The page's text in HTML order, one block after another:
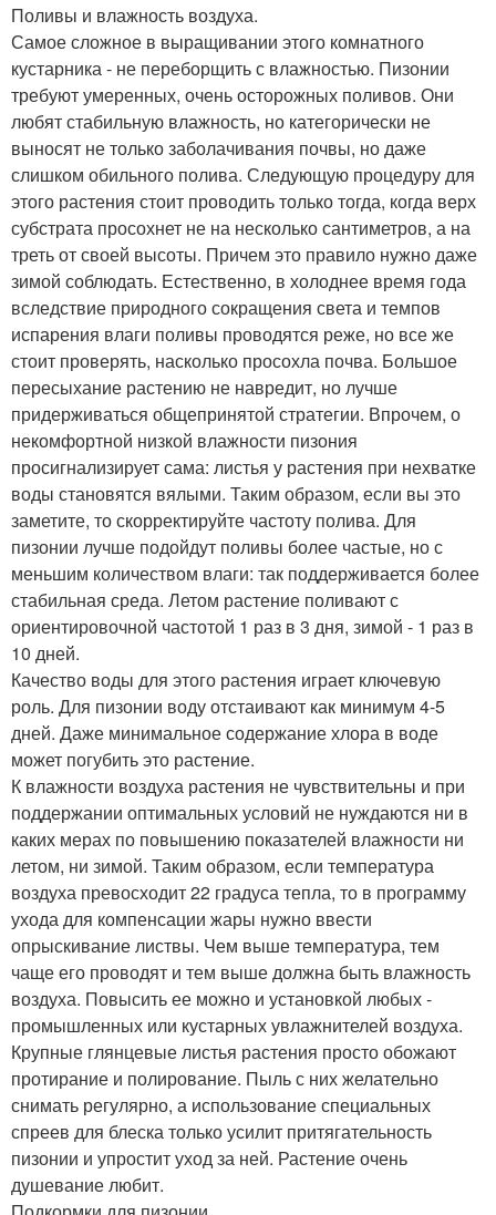
Поливы и влажность воздуха.
Самое сложное в выращивании этого комнатного
кустарника - не переборщить с влажностью. Пизонии
требуют умеренных, очень осторожных поливов. Они
любят стабильную влажность, но категорически не
выносят не только заболачивания почвы, но даже
слишком обильного полива. Следующую процедуру для
этого растения стоит проводить только тогда, когда верх
субстрата просохнет не на несколько сантиметров, а на
треть от своей высоты. Причем это правило нужно даже
зимой соблюдать. Естественно, в холоднее время года
вследствие природного сокращения света и темпов
испарения влаги поливы проводятся реже, но все же
стоит проверять, насколько просохла почва. Большое
пересыхание растению не навредит, но лучше
придерживаться общепринятой стратегии. Впрочем, о
некомфортной низкой влажности пизония
просигнализирует сама: листья у растения при нехватке
воды становятся вялыми. Таким образом, если вы это
заметите, то скорректируйте частоту полива. Для
пизонии лучше подойдут поливы более частые, но с
меньшим количеством влаги: так поддерживается более
стабильная среда. Летом растение поливают с
ориентировочной частотой 1 раз в 3 дня, зимой - 1 раз в
10 дней.
Качество воды для этого растения играет ключевую
роль. Для пизонии воду отстаивают как минимум 4-5
дней. Даже минимальное содержание хлора в воде
может погубить это растение.
К влажности воздуха растения не чувствительны и при
поддержании оптимальных условий не нуждаются ни в
каких мерах по повышению показателей влажности ни
летом, ни зимой. Таким образом, если температура
воздуха превосходит 22 градуса тепла, то в программу
ухода для компенсации жары нужно ввести
опрыскивание листвы. Чем выше температура, тем
чаще его проводят и тем выше должна быть влажность
воздуха. Повысить ее можно и установкой любых -
промышленных или кустарных увлажнителей воздуха.
Крупные глянцевые листья растения просто обожают
протирание и полирование. Пыль с них желательно
снимать регулярно, а использование специальных
спреев для блеска только усилит притягательность
пизонии и упростит уход за ней. Растение очень
душевание любит.